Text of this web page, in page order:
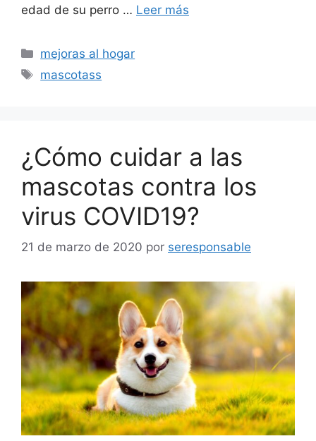
edad de su perro … Leer más
Categorías
mejoras al hogar
Etiquetas
mascotass
¿Cómo cuidar a las
mascotas contra los
virus COVID19?
21 de marzo de 2020 por seresponsable